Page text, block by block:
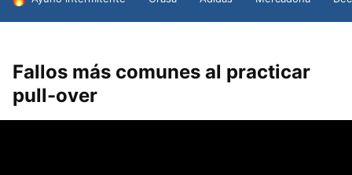
Fallos más comunes al practicar
pull-over